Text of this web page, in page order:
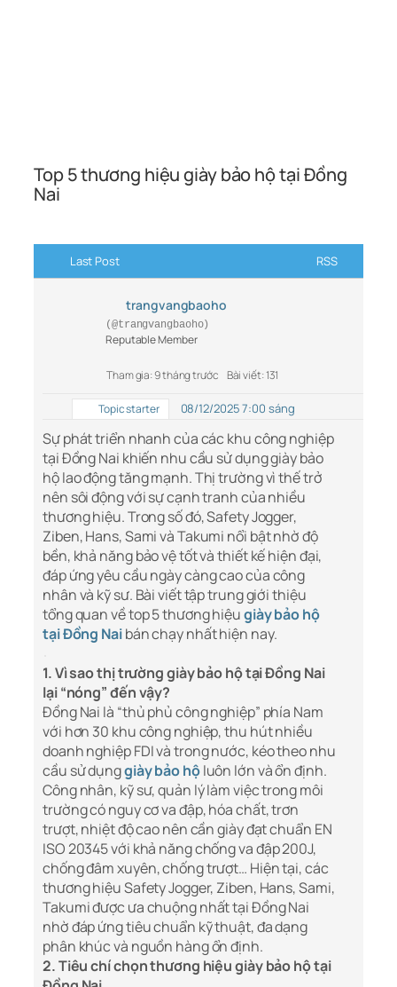
Top 5 thương hiệu giày bảo hộ tại Đồng
Nai
Last Post RSS
trangvangbaoho
(@trangvangbaoho)
Reputable Member
Tham gia: 9 tháng trước Bài viết: 131
Topic starter 08/12/2025 7:00 sáng
Sự phát triển nhanh của các khu công nghiệp
tại Đồng Nai khiến nhu cầu sử dụng giày bảo
hộ lao động tăng mạnh. Thị trường vì thế trở
nên sôi động với sự cạnh tranh của nhiều
thương hiệu. Trong số đó, Safety Jogger,
Ziben, Hans, Sami và Takumi nổi bật nhờ độ
bền, khả năng bảo vệ tốt và thiết kế hiện đại,
đáp ứng yêu cầu ngày càng cao của công
nhân và kỹ sư. Bài viết tập trung giới thiệu
tổng quan về top 5 thương hiệugiày bảo hộ
tại Đồng Naibán chạy nhất hiện nay.
1. Vì sao thị trường giày bảo hộ tại Đồng Nai
lại “nóng” đến vậy?
Đồng Nai là “thủ phủ công nghiệp” phía Nam
với hơn 30 khu công nghiệp, thu hút nhiều
doanh nghiệp FDI và trong nước, kéo theo nhu
cầu sử dụnggiày bảo hộluôn lớn và ổn định.
Công nhân, kỹ sư, quản lý làm việc trong môi
trường có nguy cơ va đập, hóa chất, trơn
trượt, nhiệt độ cao nên cần giày đạt chuẩn EN
ISO 20345 với khả năng chống va đập 200J,
chống đâm xuyên, chống trượt… Hiện tại, các
thương hiệu Safety Jogger, Ziben, Hans, Sami,
Takumi được ưa chuộng nhất tại Đồng Nai
nhờ đáp ứng tiêu chuẩn kỹ thuật, đa dạng
phân khúc và nguồn hàng ổn định.
2. Tiêu chí chọn thương hiệu giày bảo hộ tại